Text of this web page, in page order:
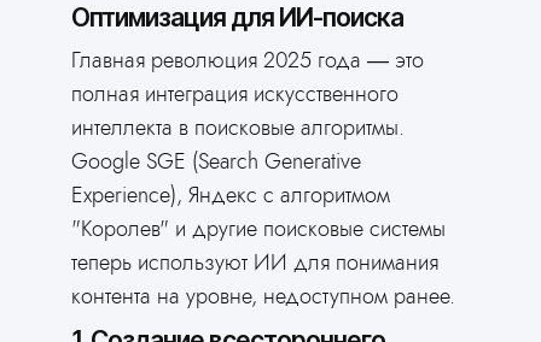
Оптимизация для ИИ-поиска
Главная революция 2025 года — это
полная интеграция искусственного
интеллекта в поисковые алгоритмы.
Google SGE (Search Generative
Experience), Яндекс с алгоритмом
"Королев" и другие поисковые системы
теперь используют ИИ для понимания
контента на уровне, недоступном ранее.